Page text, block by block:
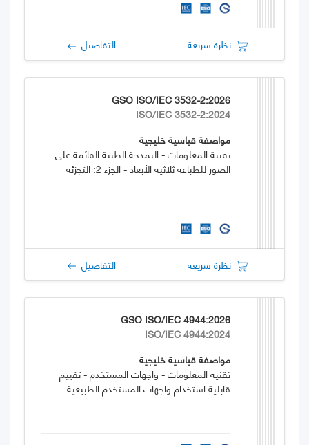
نظرة سريعة التفاصيل
GSO ISO/IEC 3532-2:2026
ISO/IEC 3532-2:2024
مواصفة قياسية خليجية
تقنية المعلومات - النمذجة الطبية القائمة على
الصور للطباعة ثلاثية الأبعاد - الجزء 2: التجزئة
نظرة سريعة التفاصيل
GSO ISO/IEC 4944:2026
ISO/IEC 4944:2024
مواصفة قياسية خليجية
تقنية المعلومات - واجهات المستخدم - تقييم
قابلية استخدام واجهات المستخدم الطبيعية